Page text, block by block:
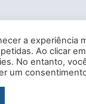
a experiência
Ao clicar
No entanto,
um